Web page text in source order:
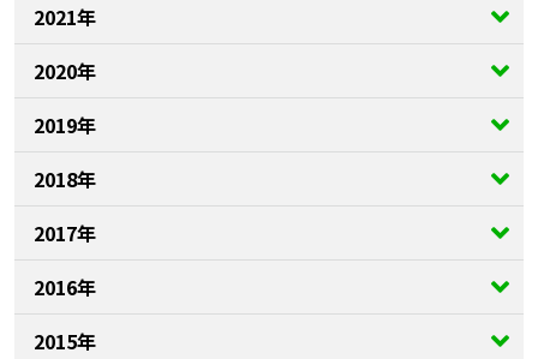
2021年
2020年
2019年
2018年
2017年
2016年
2015年